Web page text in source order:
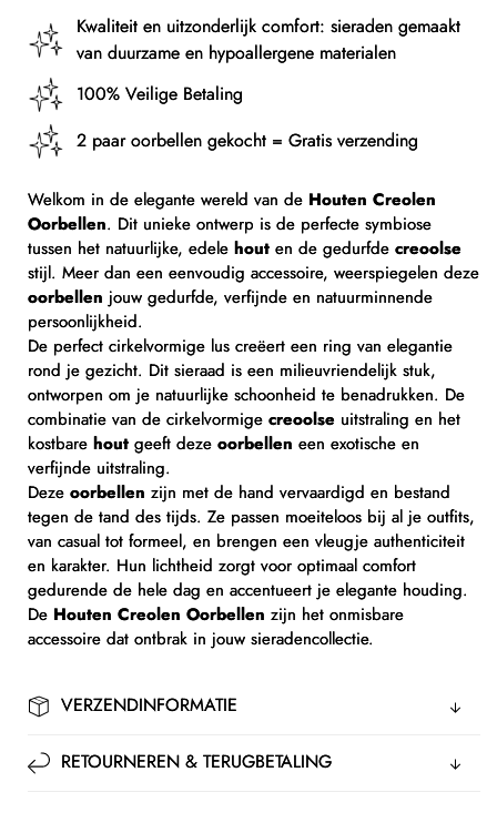
Kwaliteit en uitzonderlijk comfort: sieraden gemaakt
van duurzame en hypoallergene materialen
100% Veilige Betaling
2 paar oorbellen gekocht = Gratis verzending
Welkom in de elegante wereld van de Houten Creolen
Oorbellen. Dit unieke ontwerp is de perfecte symbiose
tussen het natuurlijke, edele hout en de gedurfde creoolse
stijl. Meer dan een eenvoudig accessoire, weerspiegelen deze
oorbellen jouw gedurfde, verfijnde en natuurminnende
persoonlijkheid.
De perfect cirkelvormige lus creëert een ring van elegantie
rond je gezicht. Dit sieraad is een milieuvriendelijk stuk,
ontworpen om je natuurlijke schoonheid te benadrukken. De
combinatie van de cirkelvormige creoolse uitstraling en het
kostbare hout geeft deze oorbellen een exotische en
verfijnde uitstraling.
Deze oorbellen zijn met de hand vervaardigd en bestand
tegen de tand des tijds. Ze passen moeiteloos bij al je outfits,
van casual tot formeel, en brengen een vleugje authenticiteit
en karakter. Hun lichtheid zorgt voor optimaal comfort
gedurende de hele dag en accentueert je elegante houding.
De Houten Creolen Oorbellen zijn het onmisbare
accessoire dat ontbrak in jouw sieradencollectie.
VERZENDINFORMATIE
RETOURNEREN & TERUGBETALING